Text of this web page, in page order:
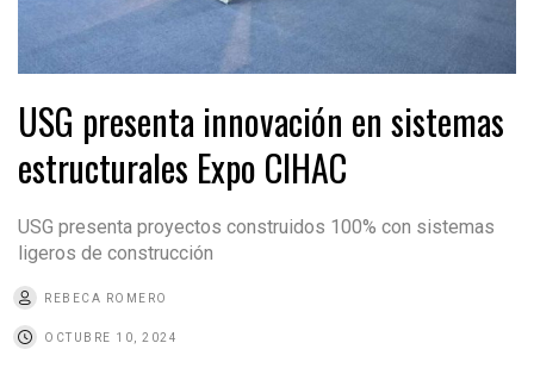
USG presenta innovación en sistemas
estructurales Expo CIHAC
USG presenta proyectos construidos 100% con sistemas
ligeros de construcción
REBECA ROMERO
OCTUBRE 10, 2024